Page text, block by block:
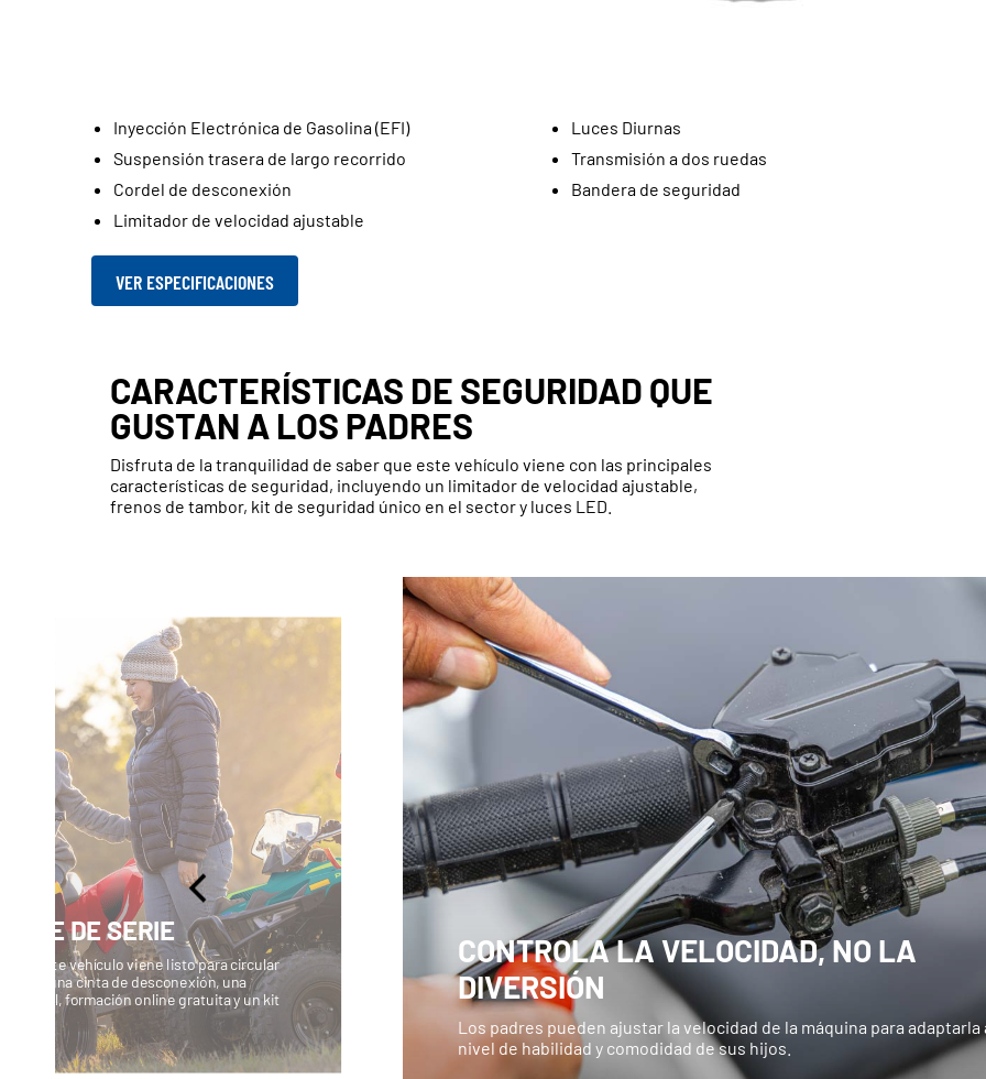
Inyección Electrónica de Gasolina (EFI)
Suspensión trasera de largo recorrido
Cordel de desconexión
Limitador de velocidad ajustable
Luces Diurnas
Transmisión a dos ruedas
Bandera de seguridad
VER ESPECIFICACIONES
CARACTERÍSTICAS DE SEGURIDAD QUE
GUSTAN A LOS PADRES
Disfruta de la tranquilidad de saber que este vehículo viene con las principales
características de seguridad, incluyendo un limitador de velocidad ajustable,
frenos de tambor, kit de seguridad único en el sector y luces LED.
DE SERIE
que este vehículo viene listo para circular
una cinta de desconexión, una
juvenil, formación online gratuita y un kit
CONTROLA LA VELOCIDAD, NO LA
DIVERSIÓN
Los padres pueden ajustar la velocidad de la máquina para adaptarla
nivel de habilidad y comodidad de sus hijos.